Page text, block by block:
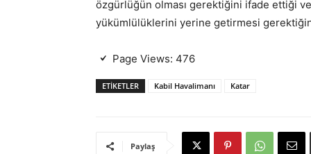
özgürlüğün olması gerektiğini ifade ettiği ve
yükümlülüklerini yerine getirmesi
Page Views: 476
ETIKETLER Kabil Havalimanı Katar
Paylaş